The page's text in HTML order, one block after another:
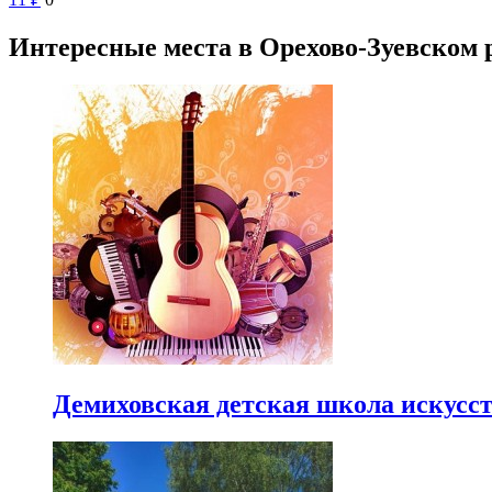
Интересные места в Орехово-Зуевском
Демиховская детская школа